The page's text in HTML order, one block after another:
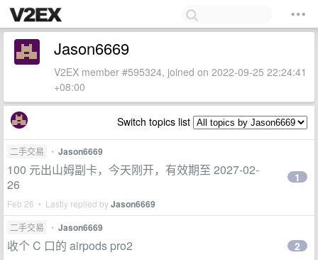
Jason6669
V2EX member #595324, joined on 2022-09-25 22:24:41
+08:00
Switch topics list
二手交易 • Jason6669
100 元出山姆副卡，今天刚开，有效期至 2027-02-
26
Feb 26 • Lastly replied byJason6669
1
二手交易 • Jason6669
收个 C 口的 airpods pro2 2